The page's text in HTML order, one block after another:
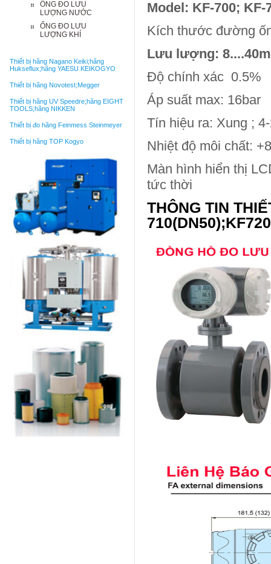
ỐNG ĐO LƯU
LƯỢNG NƯỚC
ỐNG ĐO LƯU
LƯỢNG KHÍ
Thiết bị hãng Nagano Keiki;hãng
Hukseflux;hãng YAESU KEIKOGYO
Thiết bị hãng Novotest;Megger
Thiết bị hãng UV Speedre;hãng EIGHT
TOOLS;hãng NIKKEN
Thiết bị đo hãng Feinmess Steinmeyer
Thiết bị hãng TOP Kogyo
Model: KF-700; KF-
Kích thước đường
Lưu lượng:
Độ chính xác 0.5%
Áp suất max: 16bar
Tín hiệu ra: Xung ;
Nhiệt độ môi chất:
Màn hình hiển thị
tức thời
THÔNG TIN